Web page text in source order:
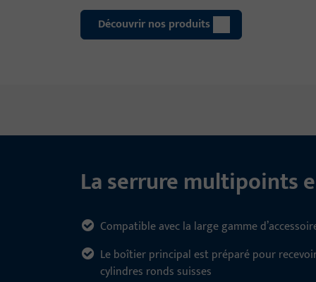
Découvrir nos produits
La serrure multipoints
Compatible avec la large gamme
Le boîtier principal est préparé pour
cylindres ronds suisses